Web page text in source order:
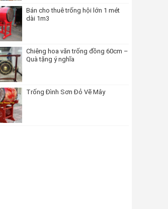
Bán cho thuê trống hội lớn 1 mét
dài 1m3
Chiêng hoa văn trống đồng 60cm –
Quà tặng ý nghĩa
Trống Đình Sơn Đỏ Vẽ Mây